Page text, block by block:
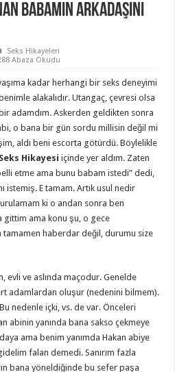
Babamın Arkadaşını
Seks Hikayeleri
Abaza Okudu
kadar herhangi bir seks deneyimi
alakalıdır. Utangaç, çevresi olsa
adamdım. Askerden geldikten sonra
o bana bir gün sordu millisin değil mi
aldı beni escorta götürdü. Böylelikle
Seks Hikayesi içinde yer aldım. Zaten
etme ama bunu babam istedi” dedi,
istemiş. E tamam. Artık usul nedir
ki o andan sonra ben
gittim ama konu şu, o gece
tamamen haberdar değil, durumu size
evli ve aslında maçodur. Genelde
adamlardan oluşur (nedenini bilmem).
nedenle içki, vs. de var. Önceleri
abinin yanında bana sakso çekmeye
ama benim yanımda Hakan abiye
falan demedi. Sanırım fazla
bana yöneldiğinde bu sefer paşa